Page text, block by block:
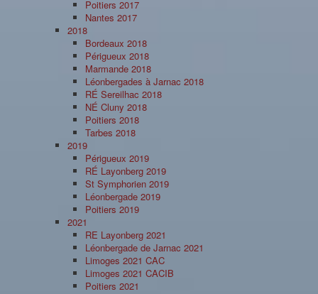
Poitiers 2017
Nantes 2017
2018
Bordeaux 2018
Périgueux 2018
Marmande 2018
Léonbergades à Jarnac 2018
RÉ Sereilhac 2018
NÉ Cluny 2018
Poitiers 2018
Tarbes 2018
2019
Périgueux 2019
RÉ Layonberg 2019
St Symphorien 2019
Léonbergade 2019
Poitiers 2019
2021
RE Layonberg 2021
Léonbergade de Jarnac 2021
Limoges 2021 CAC
Limoges 2021 CACIB
Poitiers 2021